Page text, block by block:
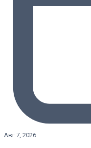
Авг 7, 2026